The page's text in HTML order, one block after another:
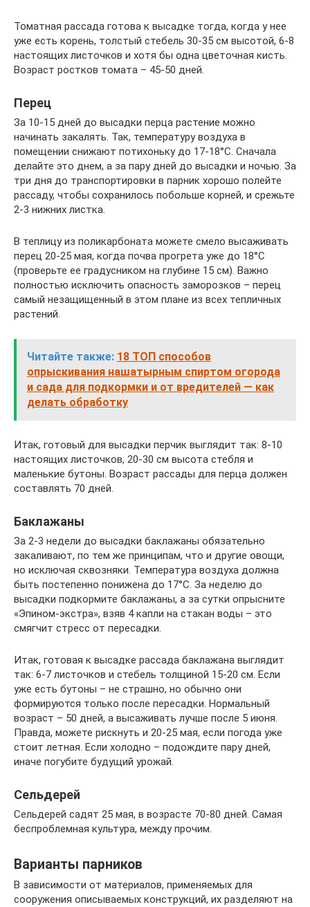
Томатная рассада готова к высадке тогда, когда у нее
уже есть корень, толстый стебель 30-35 см высотой, 6-8
настоящих листочков и хотя бы одна цветочная кисть.
Возраст ростков томата – 45-50 дней.
Перец
За 10-15 дней до высадки перца растение можно
начинать закалять. Так, температуру воздуха в
помещении снижают потихоньку до 17-18°С. Сначала
делайте это днем, а за пару дней до высадки и ночью. За
три дня до транспортировки в парник хорошо полейте
рассаду, чтобы сохранилось побольше корней, и срежьте
2-3 нижних листка.
В теплицу из поликарбоната можете смело высаживать
перец 20-25 мая, когда почва прогрета уже до 18°С
(проверьте ее градусником на глубине 15 см). Важно
полностью исключить опасность заморозков – перец
самый незащищенный в этом плане из всех тепличных
растений.
Читайте также: 18 ТОП способов
опрыскивания нашатырным спиртом огорода
и сада для подкормки и от вредителей — как
делать обработку
Итак, готовый для высадки перчик выглядит так: 8-10
настоящих листочков, 20-30 см высота стебля и
маленькие бутоны. Возраст рассады для перца должен
составлять 70 дней.
Баклажаны
За 2-3 недели до высадки баклажаны обязательно
закаливают, по тем же принципам, что и другие овощи,
но исключая сквозняки. Температура воздуха должна
быть постепенно понижена до 17°С. За неделю до
высадки подкормите баклажаны, а за сутки опрысните
«Эпином-экстра», взяв 4 капли на стакан воды – это
смягчит стресс от пересадки.
Итак, готовая к высадке рассада баклажана выглядит
так: 6-7 листочков и стебель толщиной 15-20 см. Если
уже есть бутоны – не страшно, но обычно они
формируются только после пересадки. Нормальный
возраст – 50 дней, а высаживать лучше после 5 июня.
Правда, можете рискнуть и 20-25 мая, если погода уже
стоит летная. Если холодно – подождите пару дней,
иначе погубите будущий урожай.
Сельдерей
Сельдерей садят 25 мая, в возрасте 70-80 дней. Самая
беспроблемная культура, между прочим.
Варианты парников
В зависимости от материалов, применяемых для
сооружения описываемых конструкций, их разделяют на